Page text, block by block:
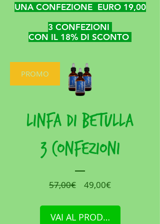
UNA CONFEZIONE EURO 19,00
3 CONFEZIONI
CON IL 18% DI SCONTO
PROMO
Linfa di Betulla
3 Confezioni
57,00€
Prezzo
49,00€Prezzo
VAI AL PRODOTTO